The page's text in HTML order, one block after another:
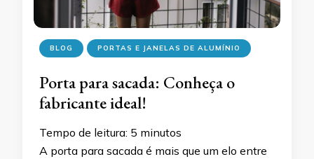
BLOG PORTAS E JANELAS DE ALUMÍNIO
Porta para sacada: Conheça o
fabricante ideal!
Tempo de leitura: 5 minutos
A porta para sacada é mais que um elo entre